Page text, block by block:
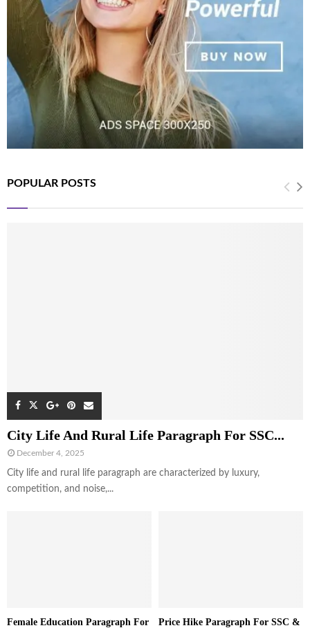
POPULAR POSTS
City Life And Rural Life Paragraph For SSC...
December 4, 2025
City life and rural life paragraph are characterized by luxury,
competition, and noise,...
Female Education Paragraph For
Price Hike Paragraph For SSC &